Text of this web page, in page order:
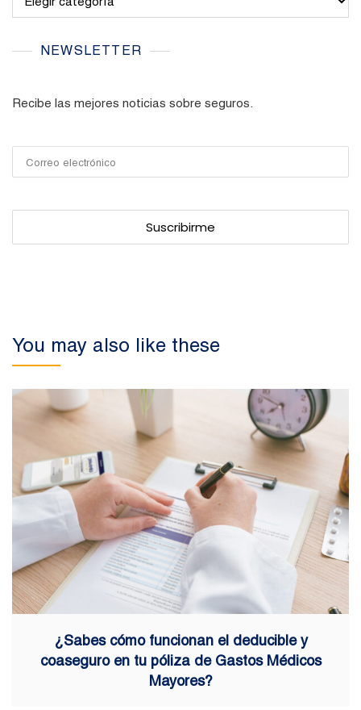
NEWSLETTER
Recibe las mejores noticias sobre seguros.
You may also like these
¿Sabes cómo funcionan el deducible y
coaseguro en tu póliza de Gastos Médicos
Mayores?